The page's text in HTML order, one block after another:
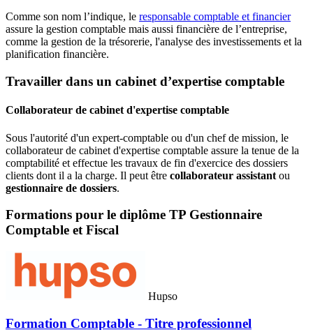
Comme son nom l’indique, le responsable comptable et financier
assure la gestion comptable mais aussi financière de l’entreprise,
comme la gestion de la trésorerie, l'analyse des investissements et la
planification financière.
Travailler dans un cabinet d’expertise comptable
Collaborateur de cabinet d'expertise comptable
Sous l'autorité d'un expert-comptable ou d'un chef de mission, le
collaborateur de cabinet d'expertise comptable assure la tenue de la
comptabilité et effectue les travaux de fin d'exercice des dossiers
clients dont il a la charge. Il peut être collaborateur assistant ou
gestionnaire de dossiers.
Formations pour le diplôme TP Gestionnaire
Comptable et Fiscal
Hupso
Formation Comptable - Titre professionnel